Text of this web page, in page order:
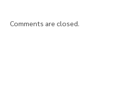
Comments are closed.